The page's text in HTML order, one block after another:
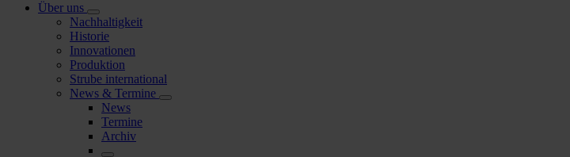
Über uns
Nachhaltigkeit
Historie
Innovationen
Produktion
Strube international
News & Termine
News
Termine
Archiv